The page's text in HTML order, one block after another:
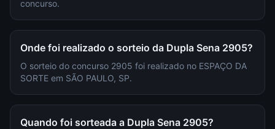
concurso.
Onde foi realizado o sorteio da Dupla Sena 2905?
O sorteio do concurso 2905 foi realizado no ESPAÇO DA
SORTE em SÃO PAULO, SP.
Quando foi sorteada a Dupla Sena 2905?